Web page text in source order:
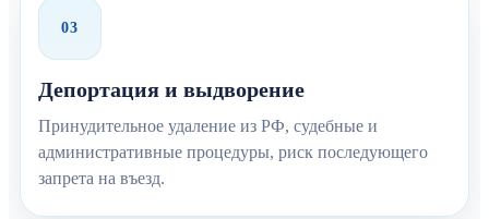
03
Депортация и выдворение
Принудительное удаление из РФ, судебные и
административные процедуры, риск последующего
запрета на въезд.